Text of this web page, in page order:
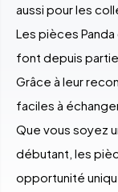
aussi pour les
Les pièces
font depuis
Grâce à leur
faciles à
Que vous soyez
débutant, les
opportunité